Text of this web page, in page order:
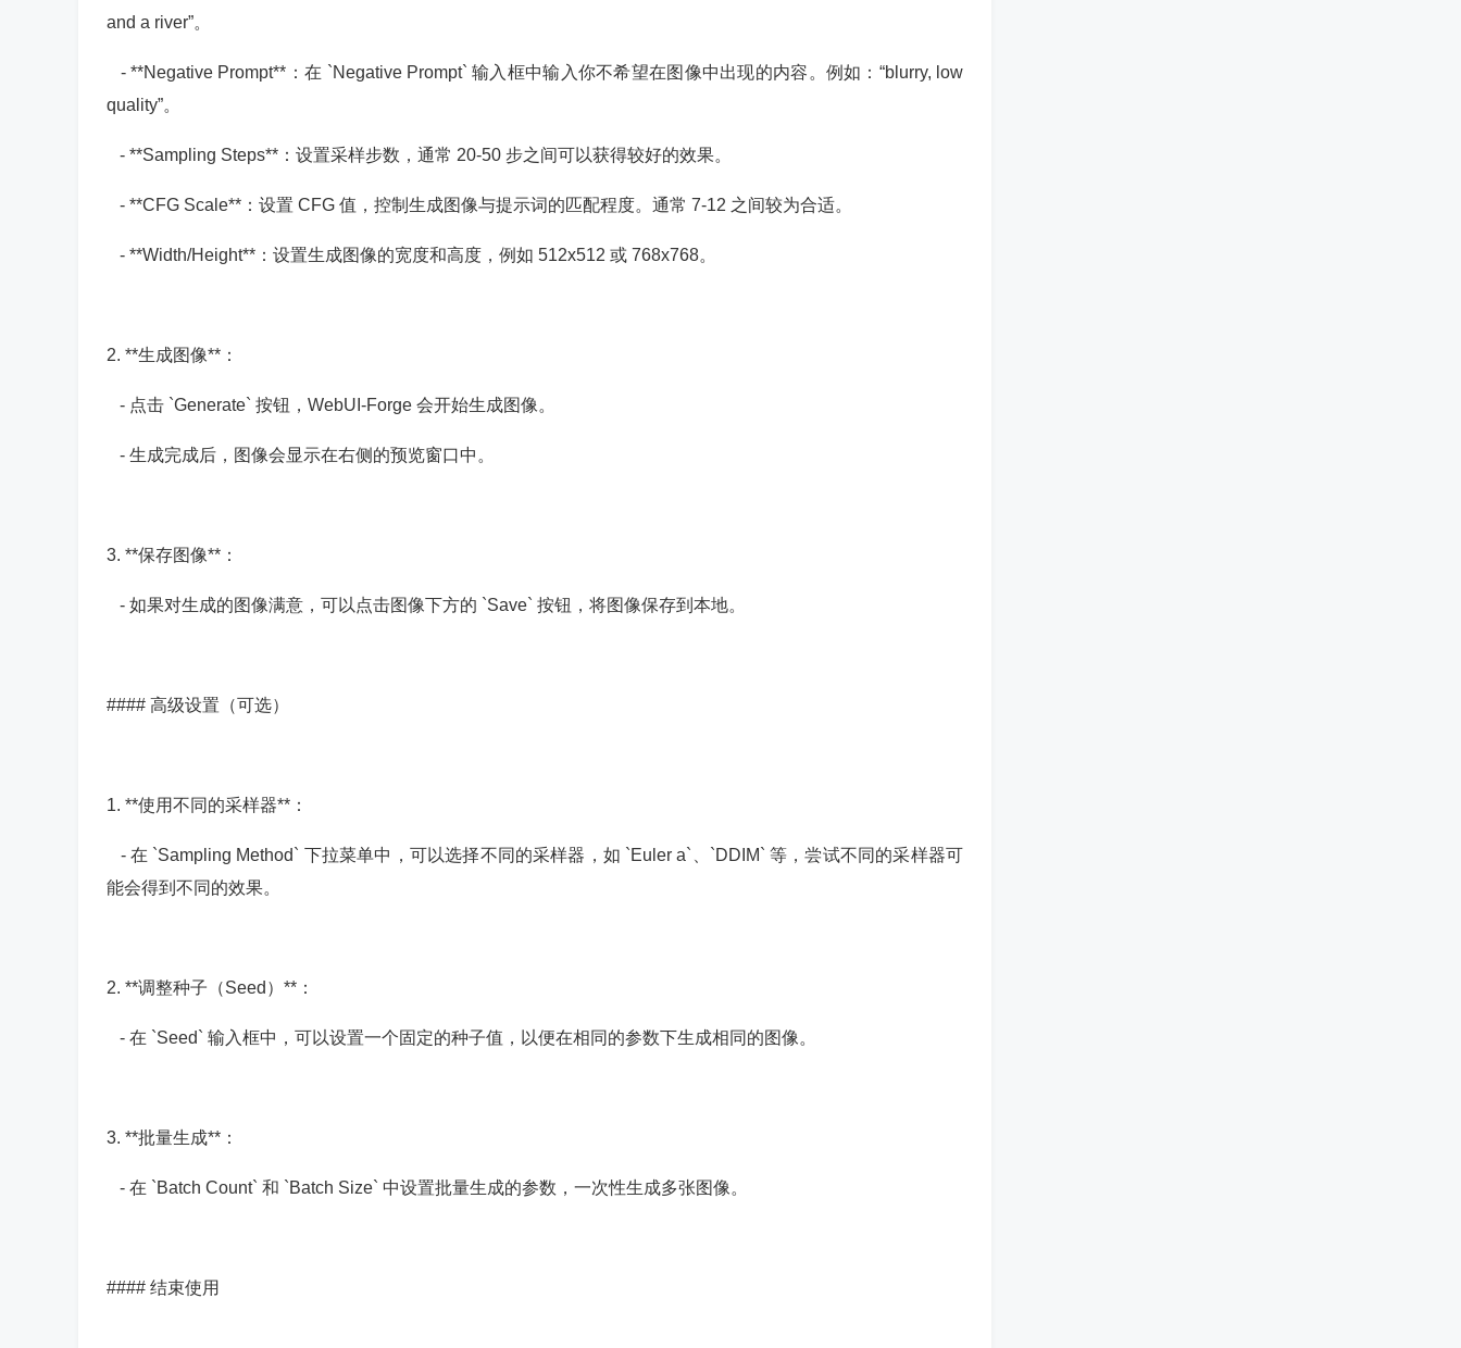
and a river”。
- **Negative Prompt**：在 `Negative Prompt` 输入框中输入你不希望在图像中出现的内容。例如：“blurry, low
quality”。
- **Sampling Steps**：设置采样步数，通常 20-50 步之间可以获得较好的效果。
- **CFG Scale**：设置 CFG 值，控制生成图像与提示词的匹配程度。通常 7-12 之间较为合适。
- **Width/Height**：设置生成图像的宽度和高度，例如 512x512 或 768x768。
2. **生成图像**：
- 点击 `Generate` 按钮，WebUI-Forge 会开始生成图像。
- 生成完成后，图像会显示在右侧的预览窗口中。
3. **保存图像**：
- 如果对生成的图像满意，可以点击图像下方的 `Save` 按钮，将图像保存到本地。
#### 高级设置（可选）
1. **使用不同的采样器**：
- 在 `Sampling Method` 下拉菜单中，可以选择不同的采样器，如 `Euler a`、`DDIM` 等，尝试不同的采样器可
能会得到不同的效果。
2. **调整种子（Seed）**：
- 在 `Seed` 输入框中，可以设置一个固定的种子值，以便在相同的参数下生成相同的图像。
3. **批量生成**：
- 在 `Batch Count` 和 `Batch Size` 中设置批量生成的参数，一次性生成多张图像。
#### 结束使用